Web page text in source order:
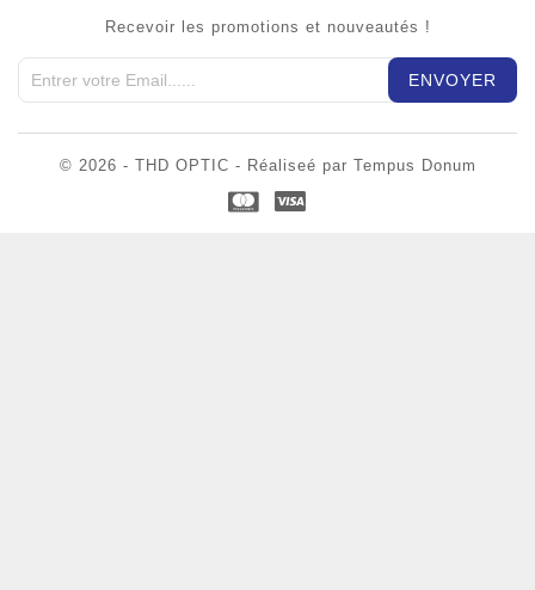
Recevoir les promotions et nouveautés !
© 2026 - THD OPTIC - Réaliseé par Tempus Donum